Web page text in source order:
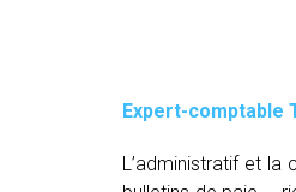
Expert-comptable
L’administratif et la